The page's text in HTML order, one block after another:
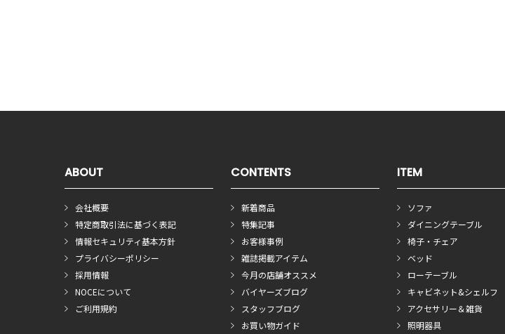
ABOUT
会社概要
特定商取引法に基づく表記
情報セキュリティ基本方針
プライバシーポリシー
採用情報
NOCEについて
ご利用規約
CONTENTS
新着商品
特集記事
お客様事例
雑誌掲載アイテム
今月の店舗オススメ
バイヤーズブログ
スタッフブログ
お買い物ガイド
ITEM
ソファ
ダイニングテーブル
椅子・チェア
ベッド
ローテーブル
キャビネット&シェルフ
アクセサリー＆雑貨
照明器具